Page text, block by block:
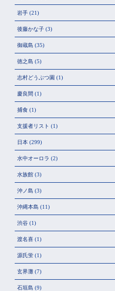
岩手 (21)
後藤かな子 (3)
御蔵島 (35)
徳之島 (5)
志村どうぶつ園 (1)
慶良間 (1)
捕食 (1)
支援者リスト (1)
日本 (299)
水中オーロラ (2)
水族館 (3)
沖ノ島 (3)
沖縄本島 (11)
渋谷 (1)
渡名喜 (1)
源氏蛍 (1)
玄界灘 (7)
石垣島 (9)